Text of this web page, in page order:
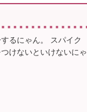
るにゃん。 スパイク
けないといけないにゃ